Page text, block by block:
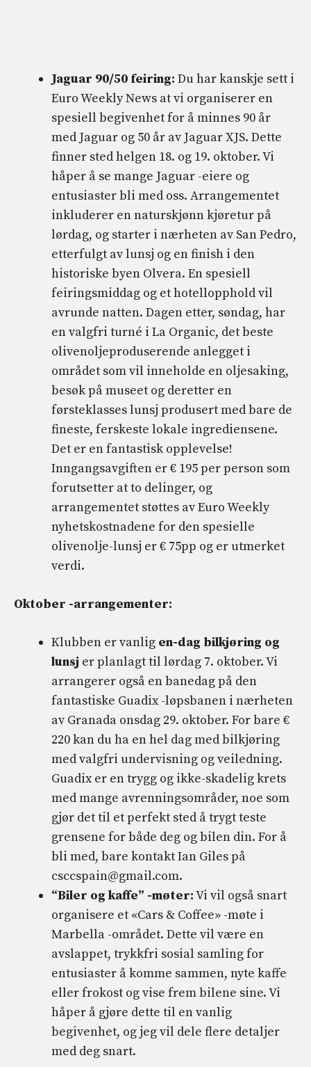
Jaguar 90/50 feiring: Du har kanskje sett i
Euro Weekly News at vi organiserer en
spesiell begivenhet for å minnes 90 år
med Jaguar og 50 år av Jaguar XJS. Dette
finner sted helgen 18. og 19. oktober. Vi
håper å se mange Jaguar -eiere og
entusiaster bli med oss. Arrangementet
inkluderer en naturskjønn kjøretur på
lørdag, og starter i nærheten av San Pedro,
etterfulgt av lunsj og en finish i den
historiske byen Olvera. En spesiell
feiringsmiddag og et hotellopphold vil
avrunde natten. Dagen etter, søndag, har
en valgfri turné i La Organic, det beste
olivenoljeproduserende anlegget i
området som vil inneholde en oljesaking,
besøk på museet og deretter en
førsteklasses lunsj produsert med bare de
fineste, ferskeste lokale ingrediensene.
Det er en fantastisk opplevelse!
Inngangsavgiften er € 195 per person som
forutsetter at to delinger, og
arrangementet støttes av Euro Weekly
nyhetskostnadene for den spesielle
olivenolje-lunsj er € 75pp og er utmerket
verdi.
Oktober -arrangementer:
Klubben er vanlig en-dag bilkjøring og
lunsj er planlagt til lørdag 7. oktober. Vi
arrangerer også en banedag på den
fantastiske Guadix -løpsbanen i nærheten
av Granada onsdag 29. oktober. For bare €
220 kan du ha en hel dag med bilkjøring
med valgfri undervisning og veiledning.
Guadix er en trygg og ikke-skadelig krets
med mange avrenningsområder, noe som
gjør det til et perfekt sted å trygt teste
grensene for både deg og bilen din. For å
bli med, bare kontakt Ian Giles på
csccspain@gmail.com.
“Biler og kaffe” -møter:Vi vil også snart
organisere et «Cars & Coffee» -møte i
Marbella -området. Dette vil være en
avslappet, trykkfri sosial samling for
entusiaster å komme sammen, nyte kaffe
eller frokost og vise frem bilene sine. Vi
håper å gjøre dette til en vanlig
begivenhet, og jeg vil dele flere detaljer
med deg snart.